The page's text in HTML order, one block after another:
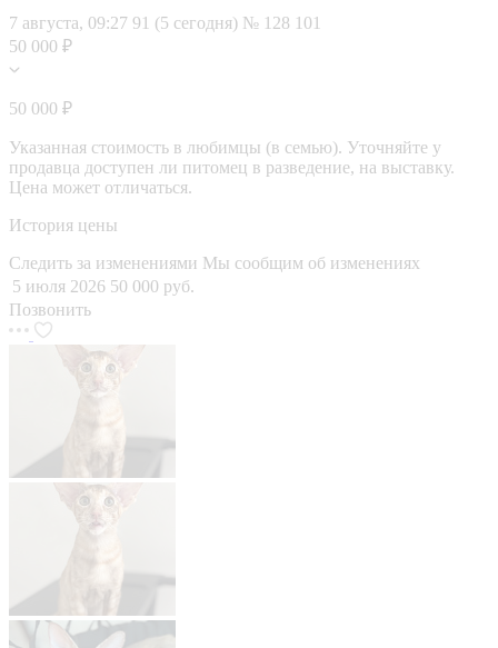
7 августа, 09:27 91 (5 сегодня) № 128 101
50 000 ₽
50 000 ₽
Указанная стоимость в любимцы (в семью). Уточняйте у
продавца доступен ли питомец в разведение, на выставку.
Цена может отличаться.
История цены
Следить за изменениями Мы сообщим об изменениях
5 июля 2026 50 000 руб.
Позвонить